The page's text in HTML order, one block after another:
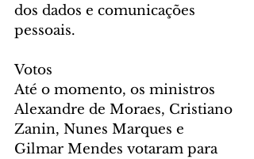
dos dados e comunicações
pessoais.
Votos
Até o momento, os ministros
Alexandre de Moraes, Cristiano
Zanin, Nunes Marques e
Gilmar Mendes votaram para